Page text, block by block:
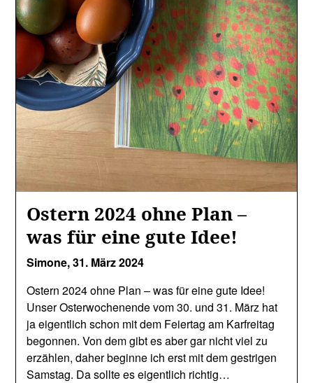
Ostern 2024 ohne Plan –
was für eine gute Idee!
Simone,31. März 2024
Ostern 2024 ohne Plan – was für eine gute Idee!
Unser Osterwochenende vom 30. und 31. März hat
ja eigentlich schon mit dem Feiertag am Karfreitag
begonnen. Von dem gibt es aber gar nicht viel zu
erzählen, daher beginne ich erst mit dem gestrigen
Samstag. Da sollte es eigentlich richtig…